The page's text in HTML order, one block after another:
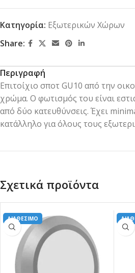
Κατηγορία: Εξωτερικών Χώρων
Share:
Περιγραφή
Επιτοίχιο σποτ GU10 από την
χρώμα. Ο φωτισμός του είναι
από δύο κατευθύνσεις. Έχει
κατάλληλο για όλους τους
Σχετικά προϊόντα
ΔΙΑΘΕΣΙΜΟ